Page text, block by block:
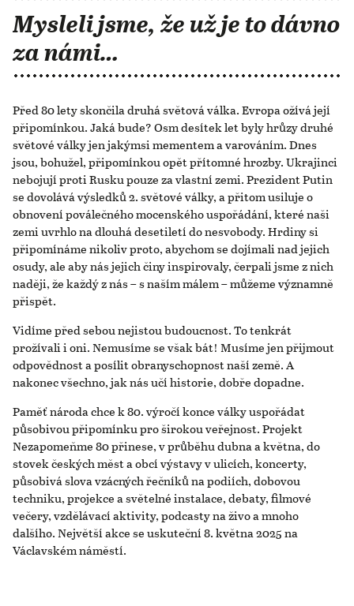
Mysleli jsme, že už je to dávno
za námi…
Před 80 lety skončila druhá světová válka. Evropa ožívá její
připomínkou. Jaká bude? Osm desítek let byly hrůzy druhé
světové války jen jakýmsi mementem a varováním. Dnes
jsou, bohužel, připomínkou opět přítomné hrozby. Ukrajinci
nebojují proti Rusku pouze za vlastní zemi. Prezident Putin
se dovolává výsledků 2. světové války, a přitom usiluje o
obnovení poválečného mocenského uspořádání, které naši
zemi uvrhlo na dlouhá desetiletí do nesvobody. Hrdiny si
připomínáme nikoliv proto, abychom se dojímali nad jejich
osudy, ale aby nás jejich činy inspirovaly, čerpali jsme z nich
naději, že každý z nás – s naším málem – můžeme významně
přispět.
Vidíme před sebou nejistou budoucnost. To tenkrát
prožívali i oni. Nemusíme se však bát! Musíme jen přijmout
odpovědnost a posílit obranyschopnost naší země. A
nakonec všechno, jak nás učí historie, dobře dopadne.
Paměť národa chce k 80. výročí konce války uspořádat
působivou připomínku pro širokou veřejnost. Projekt
Nezapomeňme 80 přinese, v průběhu dubna a května, do
stovek českých měst a obcí výstavy v ulicích, koncerty,
působivá slova vzácných řečníků na podiích, dobovou
techniku, projekce a světelné instalace, debaty, filmové
večery, vzdělávací aktivity, podcasty na živo a mnoho
dalšího. Největší akce se uskuteční 8. května 2025 na
Václavském náměstí.